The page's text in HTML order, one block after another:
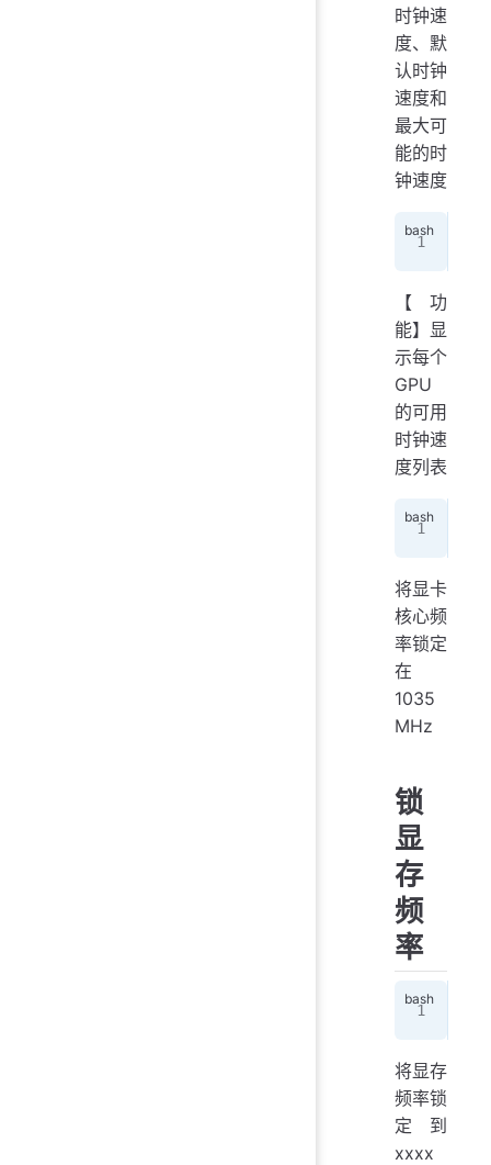
时钟速
度、默
认时钟
速度和
最大可
能的时
钟速度
【功
能】显
示每个
GPU
的可用
时钟速
度列表
将显卡
核心频
率锁定
在
1035
MHz
锁
显
存
频
率
将显存
频率锁
定到
xxxx